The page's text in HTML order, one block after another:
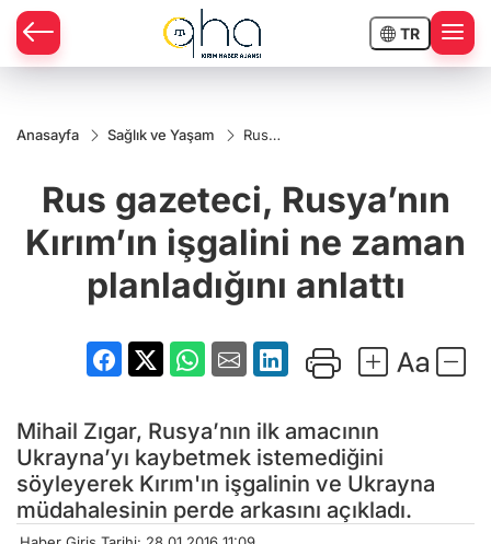
TR
Anasayfa Sağlık ve Yaşam
Rus
Kırım’ın
işgalini ne
zaman
planladığını
anlattı
Rus gazeteci, Rusya’nın
Kırım’ın işgalini ne zaman
planladığını anlattı
Mihail Zıgar, Rusya’nın ilk amacının
Ukrayna’yı kaybetmek istemediğini
söyleyerek Kırım'ın işgalinin ve Ukrayna
müdahalesinin perde arkasını açıkladı.